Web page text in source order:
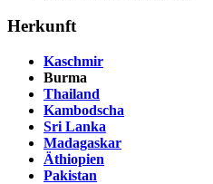
Herkunft
Kaschmir
Burma
Thailand
Kambodscha
Sri Lanka
Madagaskar
Äthiopien
Pakistan